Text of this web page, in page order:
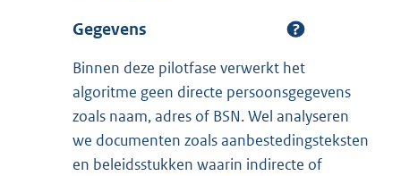
Gegevens
Binnen deze pilotfase verwerkt het
algoritme geen directe persoonsgegevens
zoals naam, adres of BSN. Wel analyseren
we documenten zoals aanbestedingsteksten
en beleidsstukken waarin indirecte of